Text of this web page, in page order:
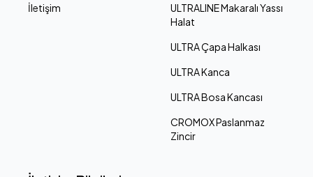
İletişim
ULTRALINE Makaralı Yassı
Halat
ULTRA Çapa Halkası
ULTRA Kanca
ULTRA Bosa Kancası
CROMOX Paslanmaz
Zincir